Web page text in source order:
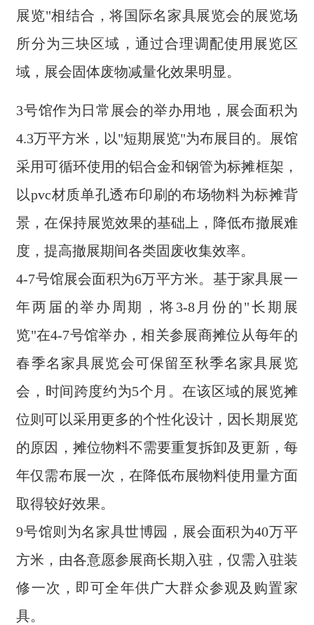
展览"相结合，将国际名家具展览会的展览场
所分为三块区域，通过合理调配使用展览区
域，展会固体废物减量化效果明显。
3号馆作为日常展会的举办用地，展会面积为
4.3万平方米，以"短期展览"为布展目的。展馆
采用可循环使用的铝合金和钢管为标摊框架，
以pvc材质单孔透布印刷的布场物料为标摊背
景，在保持展览效果的基础上，降低布撤展难
度，提高撤展期间各类固废收集效率。
4-7号馆展会面积为6万平方米。基于家具展一
年两届的举办周期，将3-8月份的"长期展
览"在4-7号馆举办，相关参展商摊位从每年的
春季名家具展览会可保留至秋季名家具展览
会，时间跨度约为5个月。在该区域的展览摊
位则可以采用更多的个性化设计，因长期展览
的原因，摊位物料不需要重复拆卸及更新，每
年仅需布展一次，在降低布展物料使用量方面
取得较好效果。
9号馆则为名家具世博园，展会面积为40万平
方米，由各意愿参展商长期入驻，仅需入驻装
修一次，即可全年供广大群众参观及购置家
具。